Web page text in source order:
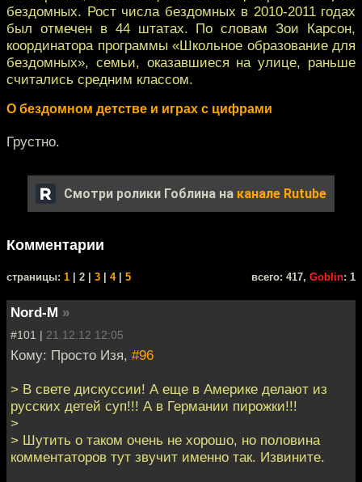
бездомных. Рост числа бездомных в 2010-2011 годах
был отмечен в 44 штатах. По словам Зои Карсон,
координатора программы «Школьное образование для
бездомных», семьи, оказавшиеся на улице, раньше
считались средним классом.
О бездомном детстве и играх с цифрами
Грустно.
Смотри ролики Гоблина на канале Rutube
Комментарии
cтраницы: 1 | 2 | 3 4| 5 всего: 417, Goblin: 1
Nord-M »
#101 | 21.12.12 12:05
Кому: Просто Изя, #96
> В свете дискуссии! А еще в Америке делают из
русских детей суп!!! А в Германии пирожки!!!
>
> Шутить о таком очень не хорошо, но половина
комментаторов тут звучит именно так. Извините.